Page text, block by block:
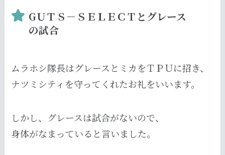
GＵＴＳ－ＳＥＬＥＣＴとグレース
の試合
ムラホシ隊長はグレースとミカをＴＰＵに招き、
ナツミシティを守ってくれたお礼をいいます。
しかし、グレースは試合がないので、
身体がなまっていると言いました。